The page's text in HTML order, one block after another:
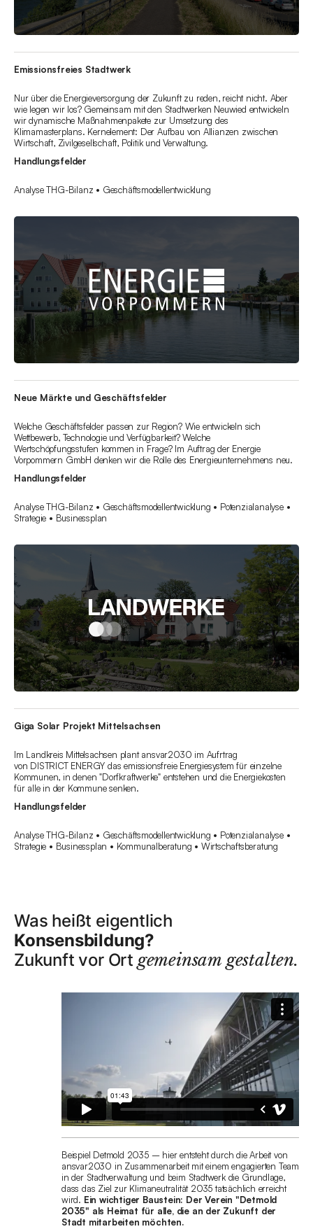
Emissionsfreies Stadtwerk
Nur über die Energieversorgung der Zukunft zu reden, reicht nicht. Aber
wie legen wir los? Gemeinsam mit den Stadtwerken Neuwied entwickeln
wir dynamische Maßnahmenpakete zur Umsetzung des
Klimamasterplans. Kernelement: Der Aufbau von Allianzen zwischen
Wirtschaft, Zivilgesellschaft, Politik und Verwaltung.
Handlungsfelder
Analyse THG-Bilanz • Geschäftsmodellentwicklung
Neue Märkte und Geschäftsfelder
Welche Geschäftsfelder passen zur Region? Wie entwickeln sich
Wettbewerb, Technologie und Verfügbarkeit? Welche
Wertschöpfungsstufen kommen in Frage? Im Auftrag der Energie
Vorpommern GmbH denken wir die Rolle des Energieunternehmens neu.
Handlungsfelder
Analyse THG-Bilanz • Geschäftsmodellentwicklung • Potenzialanalyse •
Strategie • Businessplan
Giga Solar Projekt Mittelsachsen
Im Landkreis Mittelsachsen plant ansvar2030 im Aufrtrag
von DISTRICT ENERGY das emissionsfreie Energiesystem für einzelne
Kommunen, in denen "Dorfkraftwerke" entstehen und die Energiekosten
für alle in der Kommune senken.
Handlungsfelder
Analyse THG-Bilanz • Geschäftsmodellentwicklung • Potenzialanalyse •
Strategie • Businessplan • Kommunalberatung • Wirtschaftsberatung
Was heißt eigentlich
Konsensbildung?
Zukunft vor Ort gemeinsam gestalten.
Beispiel Detmold 2035 – hier entsteht durch die Arbeit von
ansvar2030 in Zusammenarbeit mit einem engagierten Team
in der Stadtverwaltung und beim Stadtwerk die Grundlage,
dass das Ziel zur Klimaneutralität 2035 tatsächlich erreicht
wird. Ein wichtiger Baustein: Der Verein "Detmold
2035" als Heimat für alle, die an der Zukunft der
Stadt mitarbeiten möchten.